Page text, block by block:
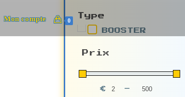
Mon compte 0
Type
BOOSTER
Prix
€
-